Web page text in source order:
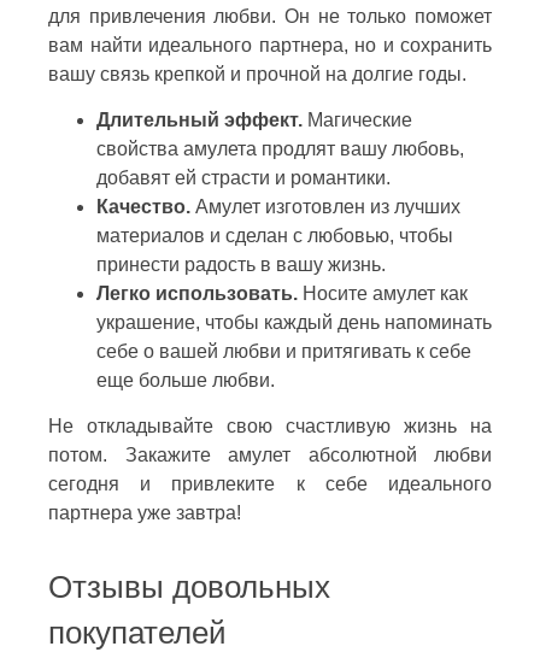
для привлечения любви. Он не только поможет
вам найти идеального партнера, но и сохранить
вашу связь крепкой и прочной на долгие годы.
Длительный эффект. Магические
свойства амулета продлят вашу любовь,
добавят ей страсти и романтики.
Качество. Амулет изготовлен из лучших
материалов и сделан с любовью, чтобы
принести радость в вашу жизнь.
Легко использовать. Носите амулет как
украшение, чтобы каждый день напоминать
себе о вашей любви и притягивать к себе
еще больше любви.
Не откладывайте свою счастливую жизнь на
потом. Закажите амулет абсолютной любви
сегодня и привлеките к себе идеального
партнера уже завтра!
Отзывы довольных
покупателей